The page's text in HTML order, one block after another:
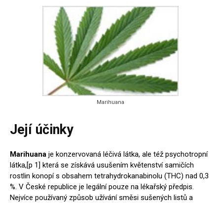
Marihuana
Její účinky
Marihuana je konzervovaná léčivá látka, ale též psychotropní
látka,[p 1] která se získává usušením květenství samičích
rostlin konopí s obsahem tetrahydrokanabinolu (THC) nad 0,3
%. V České republice je legální pouze na lékařský předpis.
Nejvíce používaný způsob užívání směsi sušených listů a